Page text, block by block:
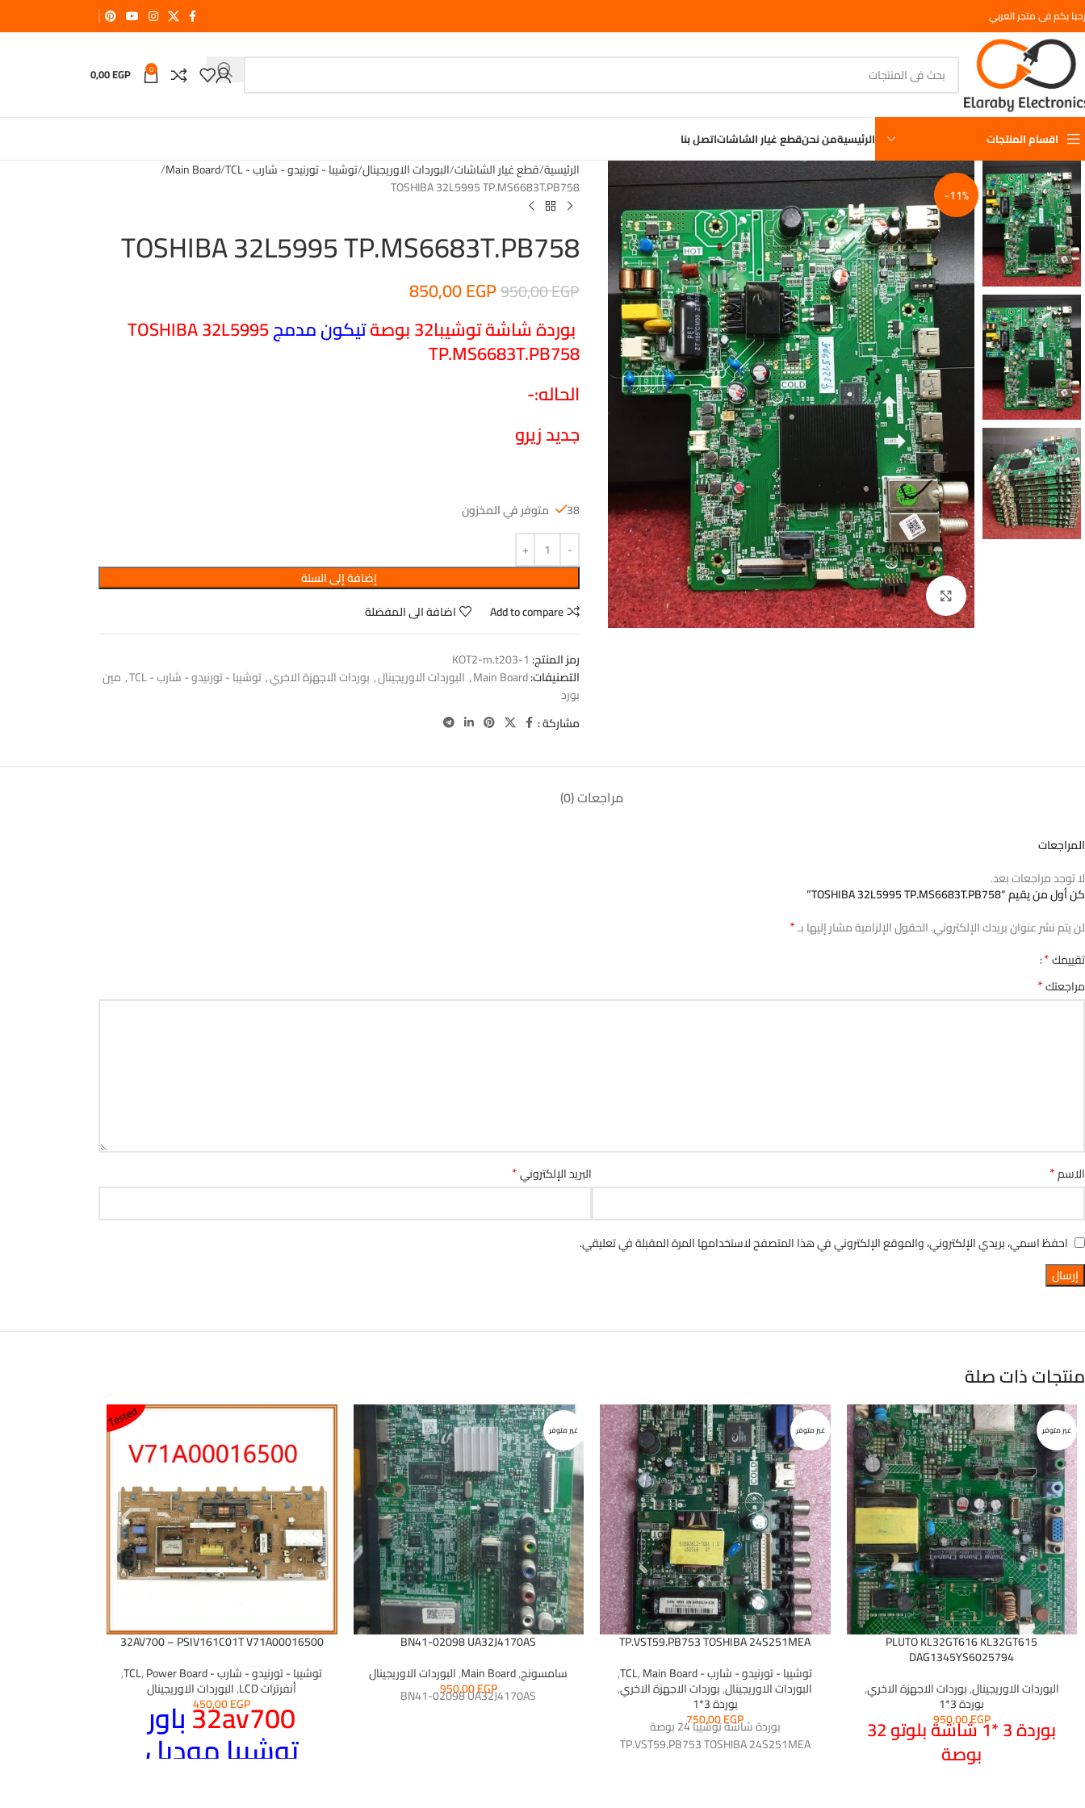
بكم فى متجر العربي
0
0,00EGP
اقسام المنتجات الرئيسيةمن نحنقطع غيار الشاشاتاتصل بنا
-11%
اضغط للتكبير
الرئيسية قطع غيار الشاشات البوردات الاوريجينال توشيبا - تورنيدو - شارب - TCL
Main Board
TOSHIBA 32L5995 TP.MS6683T.PB758
TOSHIBA 32L5995 TP.MS6683T.PB758
950,00EGP
850,00EGP
بوردة شاشة توشيبا32 بوصة تيكون مدمجTOSHIBA 32L5995
TP.MS6683T.PB758
الحاله:-
جديد زيرو
38 متوفر في المخزون
إضافة إلى السلة
Add to compare
اضافة الى المفضلة
رمز المنتج: KOT2-m.t203-1
التصنيفات:Main Board
, البوردات الاوريجينال, بوردات الاجهزة الاخري,توشيبا - تورنيدو - شارب - TCL , مين
بورد
مشاركة :
مراجعات (0)
المراجعات
لا توجد مراجعات بعد.
كن أول من يقيم “TOSHIBA 32L5995 TP.MS6683T.PB758”
لن يتم نشر عنوان بريدك الإلكتروني.الحقول الإلزامية مشار إليها بـ*
تقييمك*
مراجعتك*
الاسم* البريد الإلكتروني*
احفظ اسمي، بريدي الإلكتروني، والموقع الإلكتروني في هذا المتصفح لاستخدامها المرة المقبلة في تعليقي.
منتجات ذات صلة
غير متوفر
PLUTO KL32GT616 KL32GT615
DAG1345YS6025794
البوردات الاوريجينال,بوردات الاجهزة الاخري,
بوردة 3*1
950,00EGP بوردة 3 *1 شاشة بلوتو 32
بوصة
غير متوفر
TP.VST59.PB753 TOSHIBA 24S251MEA
توشيبا - تورنيدو - شارب - TCL
,Main Board
,
البوردات الاوريجينال,بوردات الاجهزة الاخري,
بوردة 3*1
750,00EGP
بوردة شاشة توشيبا 24 بوصة
TP.VST59.PB753 TOSHIBA 24S251MEA
غير متوفر
BN41-02098 UA32J4170AS
سامسونج,
Main Board
,البوردات الاوريجينال
950,00EGP
BN41-02098 UA32J4170AS
32AV700 – PSIV161C01T V71A00016500
توشيبا - تورنيدو - شارب - TCL
,Power Board
,
أنفرترات LCD ,البوردات الاوريجينال
450,00EGP
32av700باور
توشيبا موديل